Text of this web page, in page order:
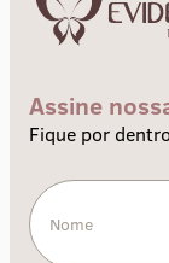
Assine
Fique por